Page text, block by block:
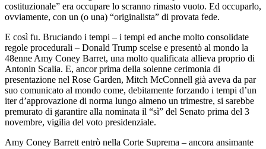
costituzionale” era occupare lo scranno rimasto vuoto. Ed occuparlo,
ovviamente, con un (o una) “originalista” di provata fede.
E così fu. Bruciando i tempi – i tempi ed anche molto consolidate
regole procedurali – Donald Trump scelse e presentò al mondo la
48enne Amy Coney Barret, una molto qualificata allieva proprio di
Antonin Scalia. E, ancor prima della solenne cerimonia di
presentazione nel Rose Garden, Mitch McConnell già aveva da par
suo comunicato al mondo come, debitamente forzando i tempi d’un
iter d’approvazione di norma lungo almeno un trimestre, si sarebbe
premurato di garantire alla nominata il “sì” del Senato prima del 3
novembre, vigilia del voto presidenziale.
Amy Coney Barrett entrò nella Corte Suprema – ancora ansimante